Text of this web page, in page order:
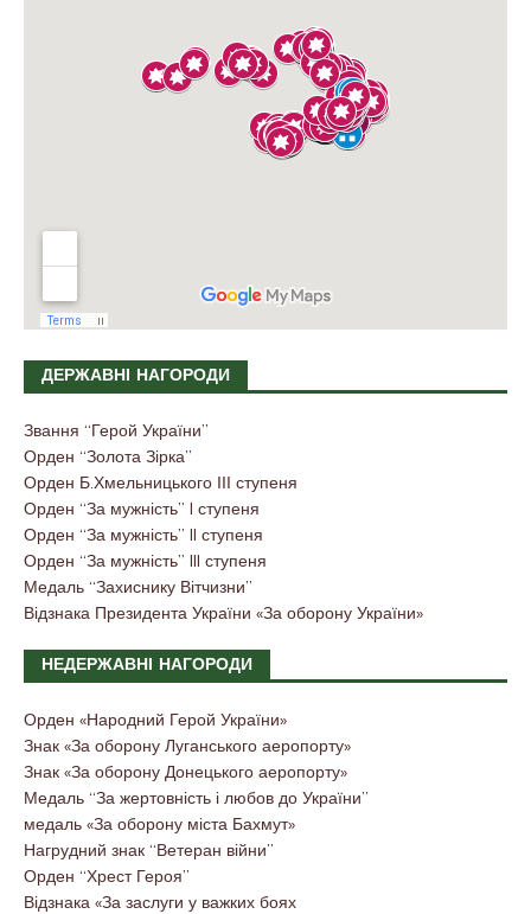
ДЕРЖАВНІ НАГОРОДИ
Звання “Герой України”
Орден “Золота Зірка”
Орден Б.Хмельницького ІІІ ступеня
Орден “За мужність” I ступеня
Орден “За мужність” II ступеня
Орден “За мужність” III ступеня
Медаль “Захиснику Вітчизни”
Відзнака Президента України «За оборону України»
НЕДЕРЖАВНІ НАГОРОДИ
Орден «Народний Герой України»
Знак «За оборону Луганського аеропорту»
Знак «За оборону Донецького аеропорту»
Медаль “За жертовність і любов до України”
медаль «За оборону міста Бахмут»
Нагрудний знак “Ветеран війни”
Орден “Хрест Героя”
Відзнака «За заслуги у важких боях